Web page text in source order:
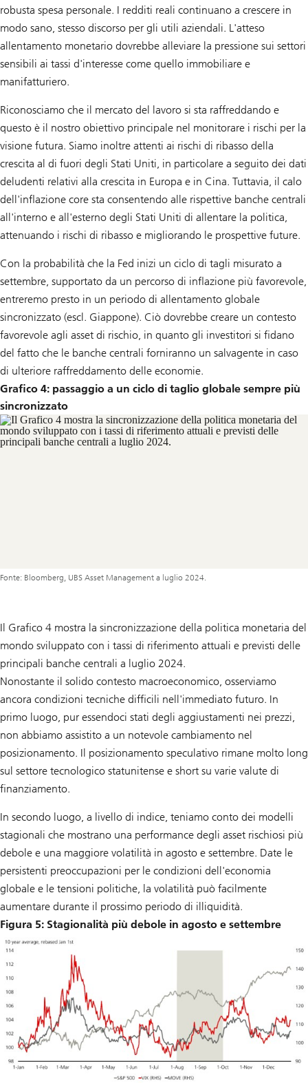
robusta spesa personale. I redditi reali continuano a crescere in
modo sano, stesso discorso per gli utili aziendali. L'atteso
allentamento monetario dovrebbe alleviare la pressione sui settori
sensibili ai tassi d'interesse come quello immobiliare e
manifatturiero.
Riconosciamo che il mercato del lavoro si sta raffreddando e
questo è il nostro obiettivo principale nel monitorare i rischi per la
visione futura. Siamo inoltre attenti ai rischi di ribasso della
crescita al di fuori degli Stati Uniti, in particolare a seguito dei dati
deludenti relativi alla crescita in Europa e in Cina. Tuttavia, il calo
dell'inflazione core sta consentendo alle rispettive banche centrali
all'interno e all'esterno degli Stati Uniti di allentare la politica,
attenuando i rischi di ribasso e migliorando le prospettive future.
Con la probabilità che la Fed inizi un ciclo di tagli misurato a
settembre, supportato da un percorso di inflazione più favorevole,
entreremo presto in un periodo di allentamento globale
sincronizzato (escl. Giappone). Ciò dovrebbe creare un contesto
favorevole agli asset di rischio, in quanto gli investitori si fidano
del fatto che le banche centrali forniranno un salvagente in caso
di ulteriore raffreddamento delle economie.
Grafico 4: passaggio a un ciclo di taglio globale sempre più
sincronizzato
Fonte: Bloomberg, UBS Asset Management a luglio 2024.
Il Grafico 4 mostra la sincronizzazione della politica monetaria del
mondo sviluppato con i tassi di riferimento attuali e previsti delle
principali banche centrali a luglio 2024.
Nonostante il solido contesto macroeconomico, osserviamo
ancora condizioni tecniche difficili nell'immediato futuro. In
primo luogo, pur essendoci stati degli aggiustamenti nei prezzi,
non abbiamo assistito a un notevole cambiamento nel
posizionamento. Il posizionamento speculativo rimane molto long
sul settore tecnologico statunitense e short su varie valute di
finanziamento.
In secondo luogo, a livello di indice, teniamo conto dei modelli
stagionali che mostrano una performance degli asset rischiosi più
debole e una maggiore volatilità in agosto e settembre. Date le
persistenti preoccupazioni per le condizioni dell'economia
globale e le tensioni politiche, la volatilità può facilmente
aumentare durante il prossimo periodo di illiquidità.
Figura 5: Stagionalità più debole in agosto e settembre